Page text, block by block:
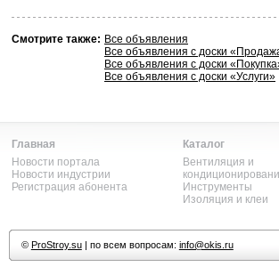
Смотрите также: Все объявления
Все объявления с доски
Все объявления с доски
Все объявления с доски «Услуги»
Главная
Новости портала
Новости индустрии
Регистрация абонента
Каталог
Вентиляция и
Инструменты
Изоляция и клеи
© ProStroy.su| по всем вопросам: info@okis.ru